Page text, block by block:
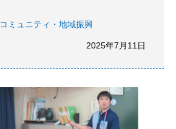
コミュニティ・地域振興
2025年7月11日